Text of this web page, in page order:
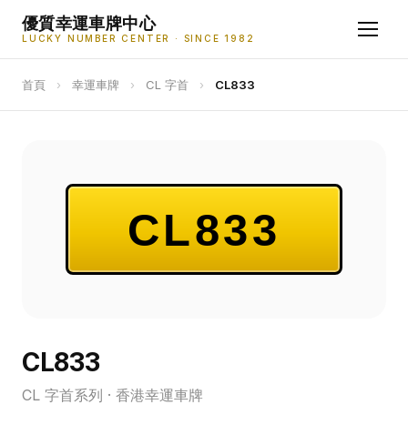
優質幸運車牌中心
LUCKY NUMBER CENTER · SINCE 1982
首頁 › 幸運車牌 › CL 字首 › CL833
CL833
CL833
CL 字首系列 · 香港幸運車牌